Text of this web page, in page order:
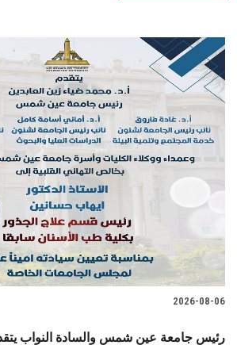
2026-08-06
رئيس جامعة عين شمس والسادة النواب